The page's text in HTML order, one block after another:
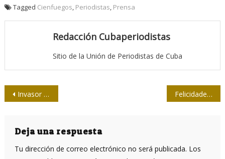
Tagged Cienfuegos Periodistas Prensa
Redacción Cubaperiodistas
Sitio de la Unión de Periodistas de Cuba
Navegación
entradas
Invasor pone abono en terreno del periodismo económico Felicidades, Oller, en tus 90
Deja una respuesta
Tu dirección de correo electrónico no será publicada. Los